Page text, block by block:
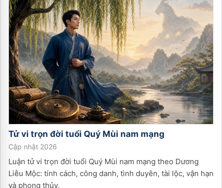
Tử vi trọn đời tuổi Quý Mùi nam mạng
Cập nhật 2026
Luận tử vi trọn đời tuổi Quý Mùi nam mạng theo Dương
Liễu Mộc: tính cách, công danh, tình duyên, tài lộc, vận hạn
và phong thủy.